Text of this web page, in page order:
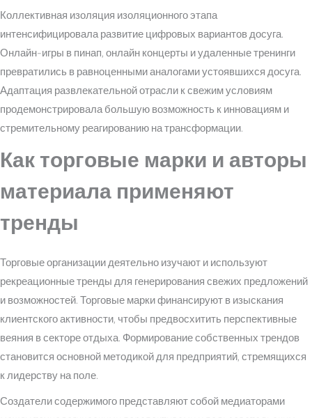
Коллективная изоляция изоляционного этапа
интенсифицировала развитие цифровых вариантов досуга.
Онлайн-игры в пинап, онлайн концерты и удаленные тренинги
превратились в равноценными аналогами устоявшихся досуга.
Адаптация развлекательной отрасли к свежим условиям
продемонстрировала большую возможность к инновациям и
стремительному реагированию на трансформации.
Как торговые марки и авторы
материала применяют
тренды
Торговые организации деятельно изучают и используют
рекреационные тренды для генерирования свежих предложений
и возможностей. Торговые марки финансируют в изыскания
клиентского активности, чтобы предвосхитить перспективные
веяния в секторе отдыха. Формирование собственных трендов
становится основной методикой для предприятий, стремящихся
к лидерству на поле.
Создатели содержимого представляют собой медиаторами